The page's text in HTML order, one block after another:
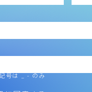
号は _ - のみ